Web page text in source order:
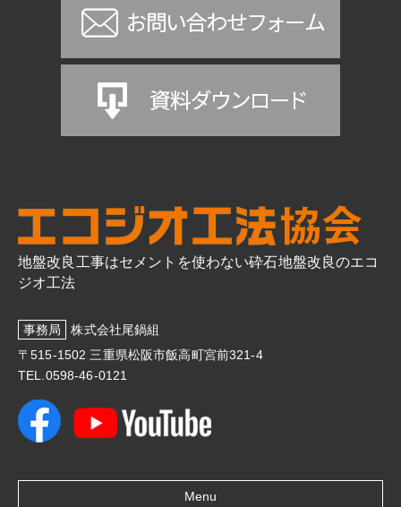
地盤改良工事はセメントを使わない砕石地盤改良のエコ
ジオ工法
事務局
株式会社尾鍋組
〒515-1502 三重県松阪市飯高町宮前321-4
TEL.0598-46-0121
Menu